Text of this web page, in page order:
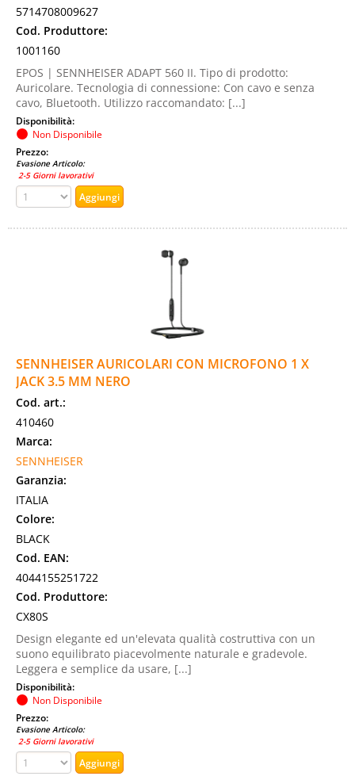
5714708009627
Cod. Produttore:
1001160
EPOS | SENNHEISER ADAPT 560 II. Tipo di prodotto:
Auricolare. Tecnologia di connessione: Con cavo e senza
cavo, Bluetooth. Utilizzo raccomandato: [...]
Disponibilità:
Non Disponibile
Prezzo:
Evasione Articolo:
2-5 Giorni lavorativi
SENNHEISER AURICOLARI CON MICROFONO 1 X
JACK 3.5 MM NERO
Cod. art.:
410460
Marca:
SENNHEISER
Garanzia:
ITALIA
Colore:
BLACK
Cod. EAN:
4044155251722
Cod. Produttore:
CX80S
Design elegante ed un'elevata qualità costruttiva con un
suono equilibrato piacevolmente naturale e gradevole.
Leggera e semplice da usare, [...]
Disponibilità:
Non Disponibile
Prezzo:
Evasione Articolo:
2-5 Giorni lavorativi